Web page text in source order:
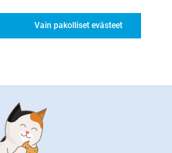
Vain pakolliset evästeet